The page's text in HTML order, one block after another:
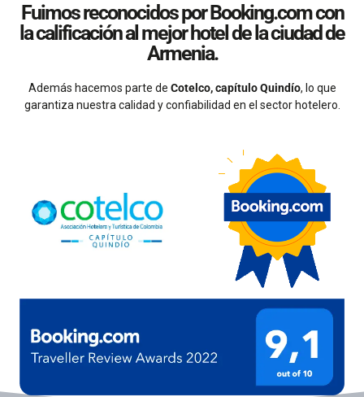
Fuimos reconocidos por Booking.com con
la calificación al mejor hotel de la ciudad de
Armenia.
Además hacemos parte de Cotelco, capítulo Quindío, lo que
garantiza nuestra calidad y confiabilidad en el sector hotelero.